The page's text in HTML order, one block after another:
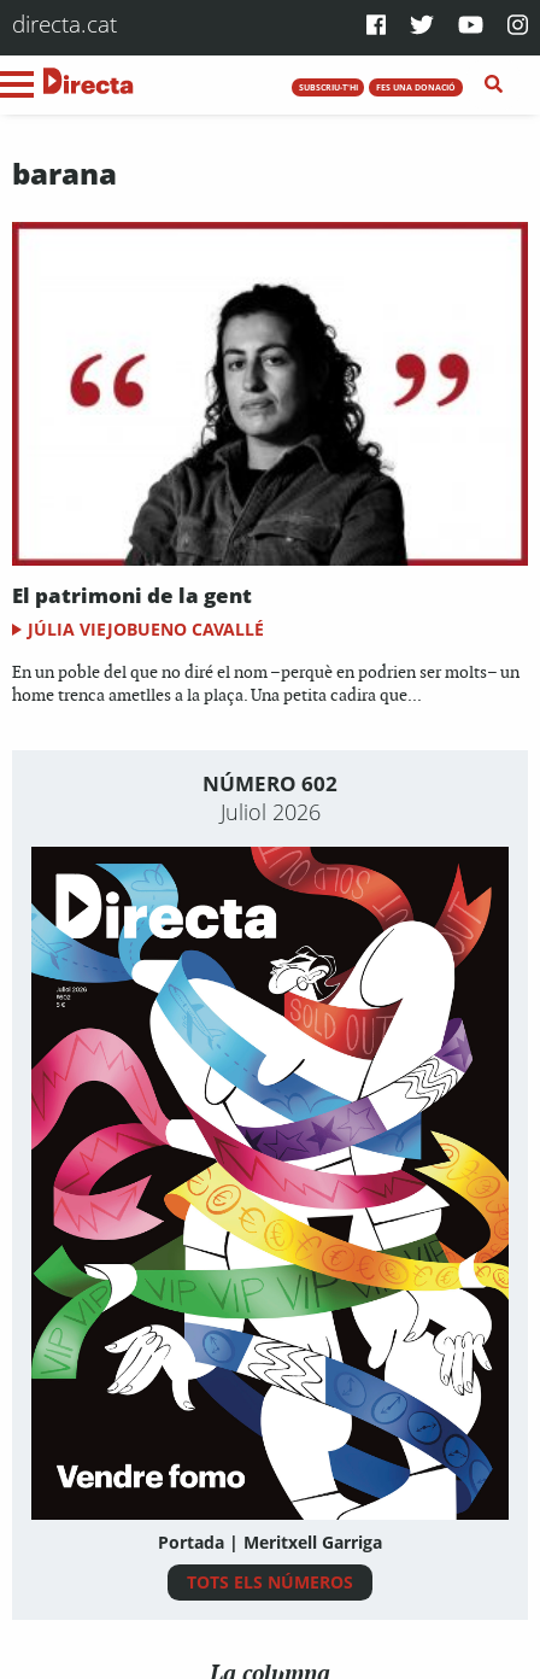
directa.cat
SUBSCRIU-T'HI FES UNA DONACIÓ
barana
El patrimoni de la gent
JÚLIA VIEJOBUENO CAVALLÉ
En un poble del que no diré el nom –perquè en podrien ser molts– un
home trenca ametlles a la plaça. Una petita cadira que...
NÚMERO 602
Juliol 2026
Portada | Meritxell Garriga
TOTS ELS NÚMEROS